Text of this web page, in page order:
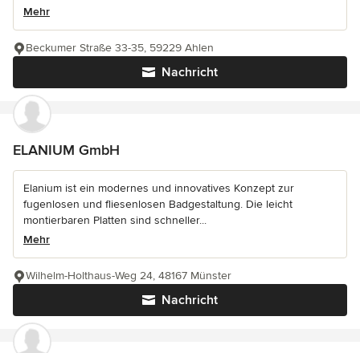
Mehr
Nachricht
Beckumer Straße 33-35, 59229 Ahlen
ELANIUM GmbH
Elanium ist ein modernes und innovatives Konzept zur
fugenlosen und fliesenlosen Badgestaltung. Die leicht
montierbaren Platten sind schneller...
Mehr
Nachricht
Wilhelm-Holthaus-Weg 24, 48167 Münster